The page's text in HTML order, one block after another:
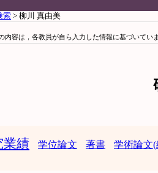
索 > 柳川 真由美
容は，各教員が自ら入力した情報に基づいて
業績 学位論文 著書 学術論文